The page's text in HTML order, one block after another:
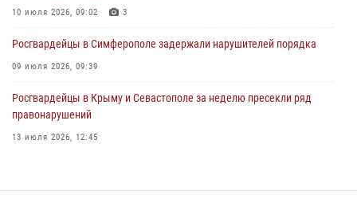
10 июля 2026, 09:02 3
Росгвардейцы в Симферополе задержали нарушителей порядка
09 июля 2026, 09:39
Росгвардейцы в Крыму и Севастополе за неделю пресекли ряд
правонарушений
13 июля 2026, 12:45
21 июля 2026, 13:18